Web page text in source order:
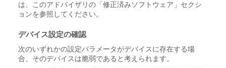
は、このアドバイザリの「修正済みソフトウェア」セクシ
ョンを参照してください。
デバイス設定の確認
次のいずれかの設定パラメータがデバイスに存在する場
合、そのデバイスは脆弱であると考えられます。